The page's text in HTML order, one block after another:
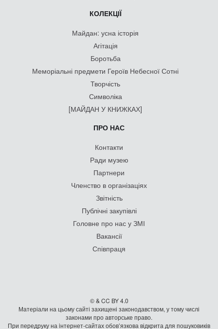
КОЛЕКЦІЇ
Майдан: усна історія
Агітація
Боротьба
Меморіальні предмети Героїв Небесної Сотні
Творчість
Символіка
[МАЙДАН У КНИЖКАХ]
ПРО НАС
Контакти
Ради музею
Партнери
Членство в організаціях
Звітність
Публічні закупівлі
Головне про нас у ЗМІ
Вакансії
Співпраця
© & CC BY 4.0
Матеріали на цьому сайті захищені законодавством, у тому числі
законами про авторське право.
При передруку на iнтернет-сайтах обов’язкова відкрита для пошуковиків